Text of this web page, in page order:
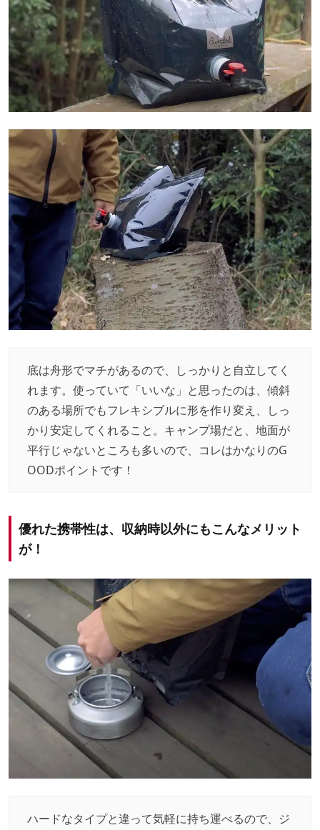
底は舟形でマチがあるので、しっかりと自立してく
れます。使っていて「いいな」と思ったのは、傾斜
のある場所でもフレキシブルに形を作り変え、しっ
かり安定してくれること。キャンプ場だと、地面が
平行じゃないところも多いので、コレはかなりのG
OODポイントです！
優れた携帯性は、収納時以外にもこんなメリット
が！
ハードなタイプと違って気軽に持ち運べるので、ジ